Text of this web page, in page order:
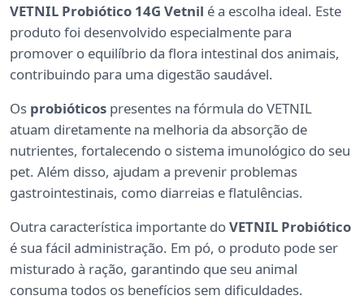
VETNIL Probiótico 14G Vetnil é a escolha ideal. Este
produto foi desenvolvido especialmente para
promover o equilíbrio da flora intestinal dos animais,
contribuindo para uma digestão saudável.
Os probióticos presentes na fórmula do VETNIL
atuam diretamente na melhoria da absorção de
nutrientes, fortalecendo o sistema imunológico do seu
pet. Além disso, ajudam a prevenir problemas
gastrointestinais, como diarreias e flatulências.
Outra característica importante doVETNIL Probiótico
é sua fácil administração. Em pó, o produto pode ser
misturado à ração, garantindo que seu animal
consuma todos os benefícios sem dificuldades.